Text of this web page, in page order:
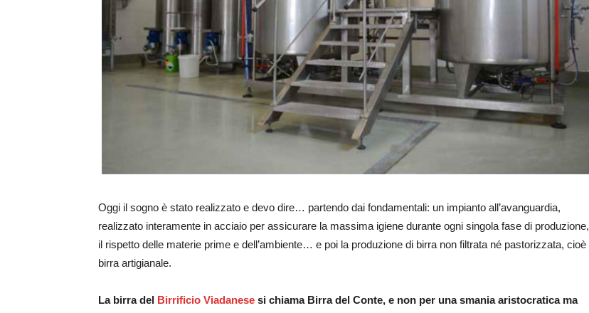
Oggi il sogno è stato realizzato e devo dire… partendo dai fondamentali: un impianto all’avanguardia,
realizzato interamente in acciaio per assicurare la massima igiene durante ogni singola fase di produzione,
il rispetto delle materie prime e dell’ambiente… e poi la produzione di birra non filtrata né pastorizzata, cioè
birra artigianale.
La birra del Birrificio Viadanese si chiama Birra del Conte, e non per una smania aristocratica ma